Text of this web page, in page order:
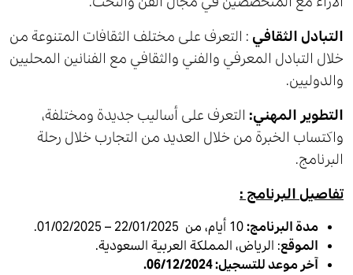
التبادل الثقافي : التعرف على مختلف الثقافات المتنوعة من
خلال التبادل المعرفي والفني والثقافي مع الفنانين المحليين
والدوليين.
التطوير المهني: التعرف على أساليب جديدة ومختلفة،
واكتساب الخبرة من خلال العديد من التجارب خلال رحلة
البرنامج.
تفاصيل البرنامج :
مدة البرنامج:
الموقع: الرياض، المملكة العربية السعودية.
آخر موعد للتسجيل:06/12/2024
.